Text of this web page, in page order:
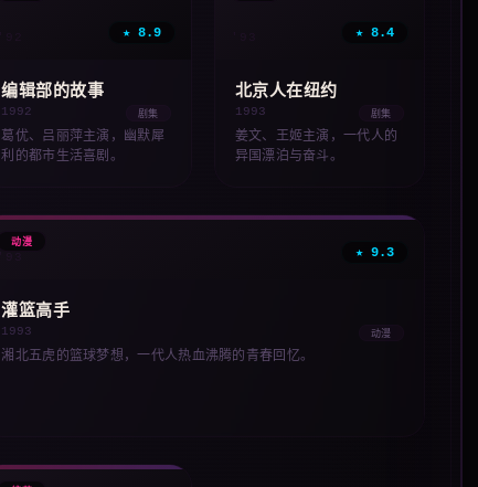
★ 8.9
编辑部的故事
1992 剧集
葛优、吕丽萍主演，幽默犀
利的都市生活喜剧。
★ 8.4
北京人在纽约
1993 剧集
姜文、王姬主演，一代人的
异国漂泊与奋斗。
动漫
★ 9.3
灌篮高手
1993 动漫
湘北五虎的篮球梦想，一代人热血沸腾的青春回忆。